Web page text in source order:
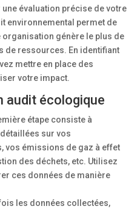
évaluation précise de votre
environnemental permet de
génère le plus de
de ressources. En identifiant
mettre en place des
votre impact.
audit écologique
étape consiste à
sur vos
vos émissions de gaz à effet
des déchets, etc. Utilisez
ces données de manière
les données collectées,